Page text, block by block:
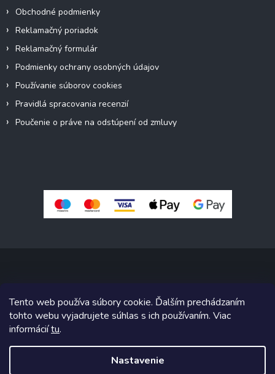
Tento web používa súbory cookie. Ďalším prechádzaním
tohto webu vyjadrujete súhlas s ich používaním. Viac
informáciítu.
Nastavenie
Obchodné podmienky
Reklamačný poriadok
Reklamačný formulár
Podmienky ochrany osobných údajov
Používanie súborov cookies
Pravidlá spracovania recenzií
Poučenie o práve na odstúpení od zmluvy
Copyright 2026 Pivné sety, stoly, lavice . Všetky práva vyhradené.
Upraviť nastavenie cookies
Grafický návrh vytvoril a na Shoptet implementoval
Shoptetak.cz.